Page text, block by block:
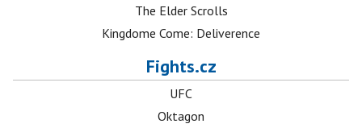
The Elder Scrolls
Kingdome Come: Deliverence
Fights.cz
UFC
Oktagon